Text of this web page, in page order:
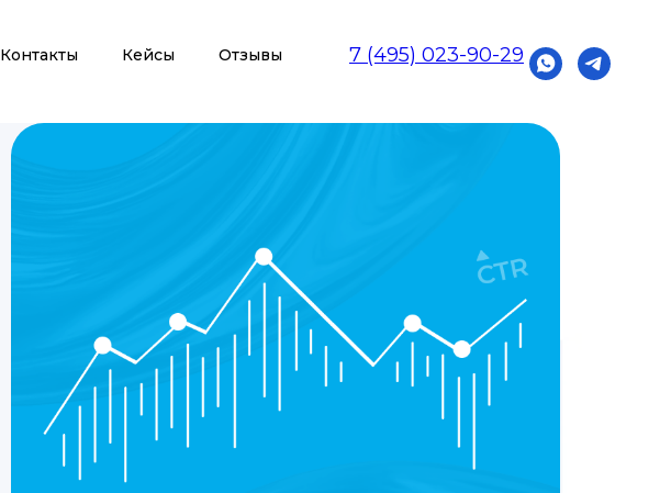
Контакты Кейсы Отзывы 7 (495) 023-90-29